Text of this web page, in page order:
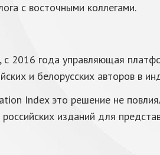
с восточными коллегами.
2016 года управляющая
и белорусских авторов в
Index это решение не
изданий для